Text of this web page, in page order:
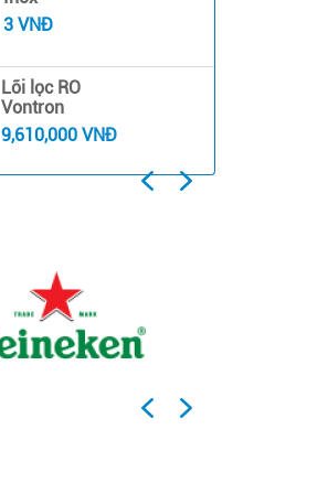
3 VNĐ
Lõi lọc RO
Vontron
9,610,000 VNĐ
Previous
Next
Previous
Next